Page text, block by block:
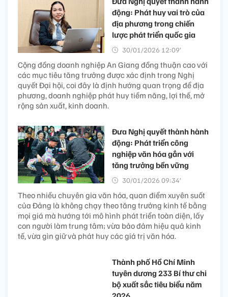
động: Phát huy vai trò của
địa phương trong chiến
lược phát triển quốc gia
30/01/2026 12:09’
Cộng đồng doanh nghiệp An Giang đồng thuận cao với
các mục tiêu tăng trưởng được xác định trong Nghị
quyết Đại hội, coi đây là định hướng quan trọng để địa
phương, doanh nghiệp phát huy tiềm năng, lợi thế, mở
rộng sản xuất, kinh doanh.
Đưa Nghị quyết thành hành
động: Phát triển công
nghiệp văn hóa gắn với
tăng trưởng bền vững
30/01/2026 09:34’
Theo nhiều chuyên gia văn hóa, quan điểm xuyên suốt
của Đảng là không chạy theo tăng trưởng kinh tế bằng
mọi giá mà hướng tới mô hình phát triển toàn diện, lấy
con người làm trung tâm; vừa bảo đảm hiệu quả kinh
tế, vừa gìn giữ và phát huy các giá trị văn hóa.
Thành phố Hồ Chí Minh
tuyên dương 233 Bí thư chi
bộ xuất sắc tiêu biểu năm